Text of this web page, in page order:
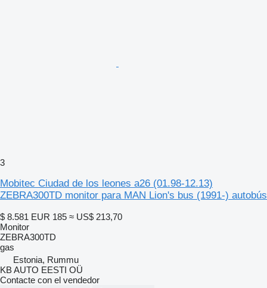
3
Mobitec Ciudad de los leones a26 (01.98-12.13)
ZEBRA300TD monitor para MAN Lion's bus (1991-) autobús
$ 8.581 EUR 185 ≈ US$ 213,70
Monitor
ZEBRA300TD
gas
Estonia, Rummu
KB AUTO EESTI OÜ
Contacte con el vendedor